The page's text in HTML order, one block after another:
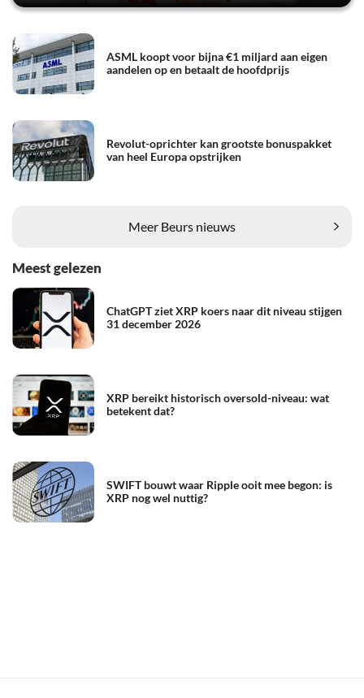
ASML koopt voor bijna €1 miljard aan eigen
aandelen op en betaalt de hoofdprijs
Revolut-oprichter kan grootste bonuspakket
van heel Europa opstrijken
Meer Beurs nieuws
Meest gelezen
ChatGPT ziet XRP koers naar dit niveau stijgen
31 december 2026
XRP bereikt historisch oversold-niveau: wat
betekent dat?
SWIFT bouwt waar Ripple ooit mee begon: is
XRP nog wel nuttig?